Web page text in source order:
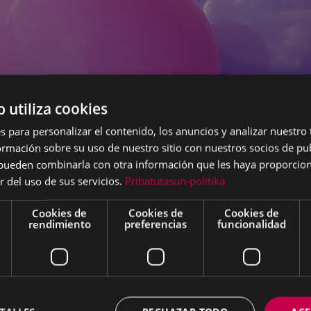
por la pandemia del Covid-19 el Archivo
toda la ciudadanía para crear un gran banco de
que estaba viviendo la población.
fotografías espontáneas, cotidianas y también
“Eibar desde mi ventana” ha sido una iniciativa que ha
protagonista a la hora de medir el impacto social de
vez, la ha hecho partícipe en su memoria colectiva.
utiliza cookies
para personalizar el contenido, los anuncios y analizar nuestro
sobre su uso de nuestro sitio con nuestros socios de
combinarla con otra información que les haya
del uso de sus servicios. Pribatutasun-politika
Cookies de
rendimiento
Cookies de
preferencias
Cookies de
funcionalidad